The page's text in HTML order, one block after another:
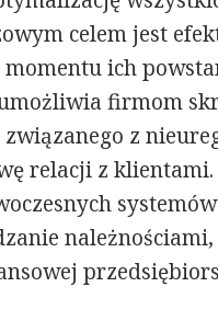
celem jest
ich
firmom
z
relacji z